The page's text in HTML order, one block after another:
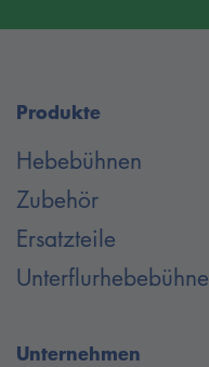
Produkte
Hebebühnen
Zubehör
Ersatzteile
Unterflurhebebühne
Unternehmen